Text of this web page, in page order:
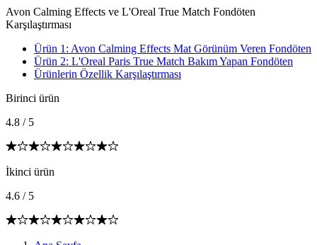
Avon Calming Effects ve L'Oreal True Match Fondöten
Karşılaştırması
Ürün 1: Avon Calming Effects Mat Görünüm Veren Fondöten
Ürün 2: L'Oreal Paris True Match Bakım Yapan Fondöten
Ürünlerin Özellik Karşılaştırması
Birinci ürün
4.8 / 5
İkinci ürün
4.6 / 5